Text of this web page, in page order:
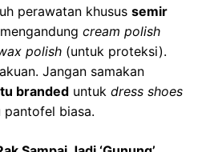
perawatan khusus semir
cream polish
polish (untuk proteksi).
Jangan samakan
branded untuk dress shoes
pantofel biasa.